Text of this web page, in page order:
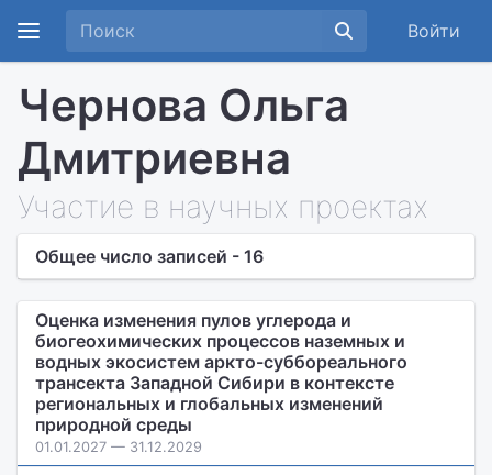
Войти
Чернова Ольга
Дмитриевна
Участие в научных проектах
Общее число записей - 16
Оценка изменения пулов углерода и
биогеохимических процессов наземных и
водных экосистем аркто-суббореального
трансекта Западной Сибири в контексте
региональных и глобальных изменений
природной среды
01.01.2027 — 31.12.2029